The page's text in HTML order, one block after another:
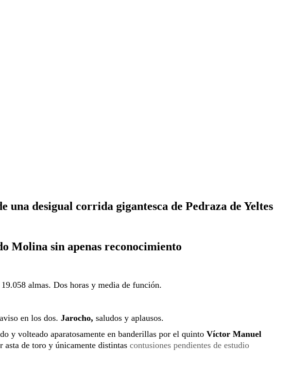
una desigual corrida gigantesca de Pedraza de Yeltes
Molina sin apenas reconocimiento
almas. Dos horas y media de función.
en los dos. Jarocho, saludos y aplausos.
y volteado aparatosamente en banderillas por el quinto Víctor Manuel
de toro y únicamente distintas contusiones pendientes de estudio